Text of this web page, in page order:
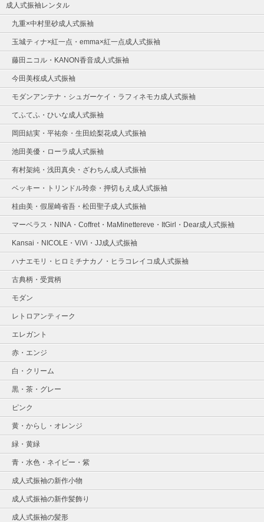
成人式振袖レンタル
九重×中村里砂成人式振袖
玉城ティナ×紅一点・emma×紅一点成人式振袖
藤田ニコル・KANON香音成人式振袖
今田美桜成人式振袖
モダンアンテナ・シュガーケイ・ラフィネモカ成人式振袖
てふてふ・ひいな成人式振袖
岡田結実・平祐奈・生田絵梨花成人式振袖
池田美優・ローラ成人式振袖
有村架純・浅田真央・ざわちん成人式振袖
ベッキー・トリンドル玲奈・押切もえ成人式振袖
桂由美・假屋崎省吾・松田聖子成人式振袖
マーベラス・NINA・Coffret・MaMinettereve・ItGirl・Dear成人式振袖
Kansai・NICOLE・ViVi・JJ成人式振袖
ハナエモリ・ヒロミチナカノ・ヒラコレイコ成人式振袖
古典柄・受賞柄
モダン
レトロアンティーク
エレガント
赤・エンジ
白・クリーム
黒・茶・グレー
ピンク
黄・からし・オレンジ
緑・黄緑
青・水色・ネイビー・紫
成人式振袖の新作小物
成人式振袖の新作髪飾り
成人式振袖の髪形